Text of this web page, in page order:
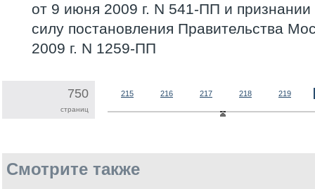
от 9 июня 2009 г. N 541-ПП и
силу постановления Правительства
2009 г. N 1259-ПП
750
страниц
215 216 217 218 219
Смотрите также